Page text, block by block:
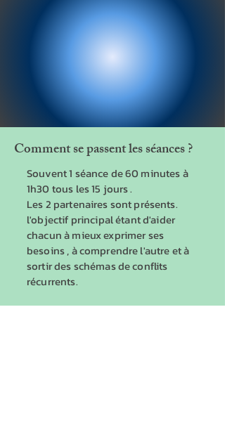
Comment se passent les séances ?
Souvent 1 séance de 60 minutes à
1h30 tous les 15 jours .
Les 2 partenaires sont présents.
l'objectif principal étant d'aider
chacun à mieux exprimer ses
besoins , à comprendre l'autre et à
sortir des schémas de conflits
récurrents.